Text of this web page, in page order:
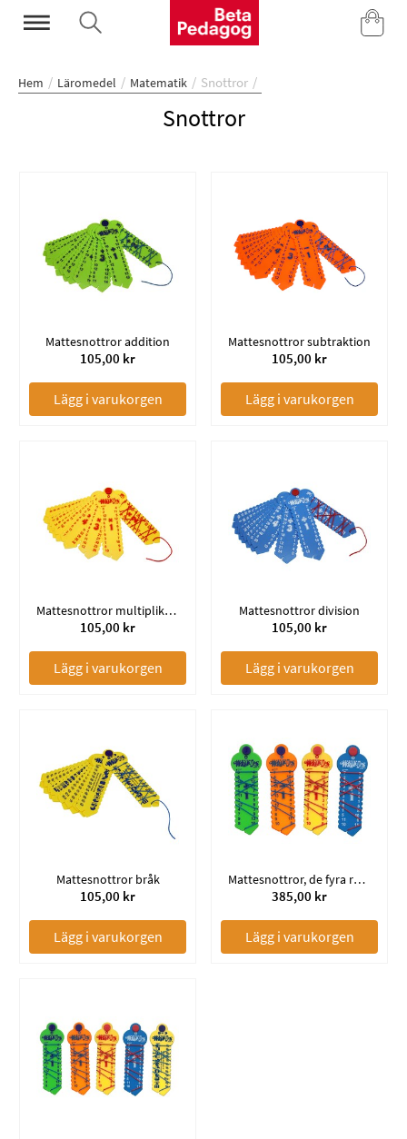
Mina Sidor
Hem Läromedel Matematik Snottror
Snottror
Mattesnottror addition
105,00 kr
Lägg i varukorgen
Mattesnottror subtraktion
105,00 kr
Lägg i varukorgen
Mattesnottror multiplikation
105,00 kr
Lägg i varukorgen
Mattesnottror division
105,00 kr
Lägg i varukorgen
Mattesnottror bråk
105,00 kr
Lägg i varukorgen
Mattesnottror, de fyra räknesätten
385,00 kr
Lägg i varukorgen